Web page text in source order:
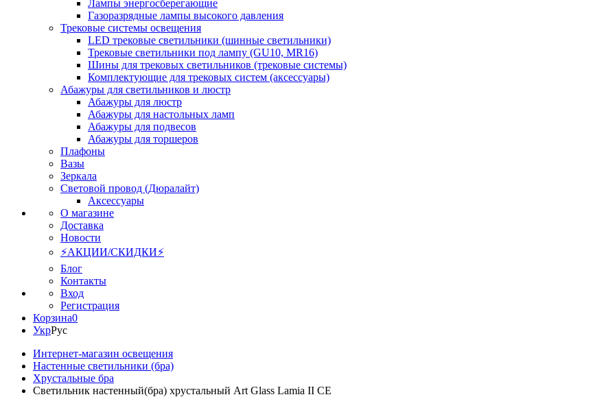
Лампы энергосберегающие
Газоразрядные лампы высокого давления
Трековые системы освещения
LED трековые светильники (шинные светильники)
Трековые светильники под лампу (GU10, MR16)
Шины для трековых светильников (трековые системы)
Комплектующие для трековых систем (аксессуары)
Абажуры для светильников и люстр
Абажуры для люстр
Абажуры для настольных ламп
Абажуры для подвесов
Абажуры для торшеров
Плафоны
Вазы
Зеркала
Световой провод (Дюралайт)
Аксессуары
О магазине
Доставка
Новости
⚡АКЦИИ/СКИДКИ⚡
Блог
Контакты
Вход
Регистрация
Корзина0
УкрРус
Интернет-магазин освещения
Настенные светильники (бра)
Хрустальные бра
Светильник настенный(бра) хрустальный Art Glass Lamia II CE